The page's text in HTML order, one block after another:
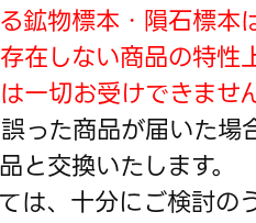
鉱物標本・隕石標本
在しない商品の特性
一切お受けできませ
った商品が届いた場
と交換いたします。
は、十分にご検討の